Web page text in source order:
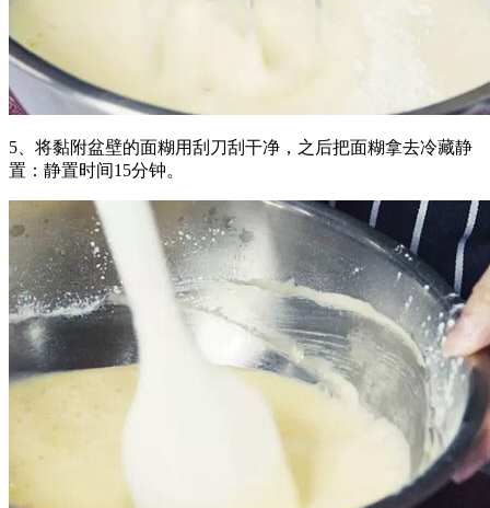
5、将黏附盆壁的面糊用刮刀刮干净，之后把面糊拿去冷藏静
置：静置时间15分钟。